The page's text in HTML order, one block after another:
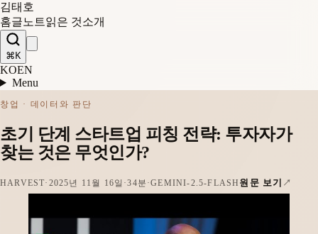
김태호
홈글 노트읽은 것소개
⌘K
KOEN
Menu
창업 · 데이터와 판단
초기 단계 스타트업 피칭 전략: 투자자가
찾는 것은 무엇인가?
HARVEST· 2025년 11월 16일 ·34분 ·GEMINI-2.5-FLASH 원문 보기